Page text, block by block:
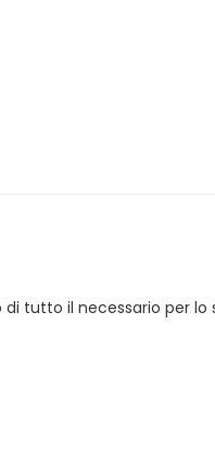
tutto il necessario per